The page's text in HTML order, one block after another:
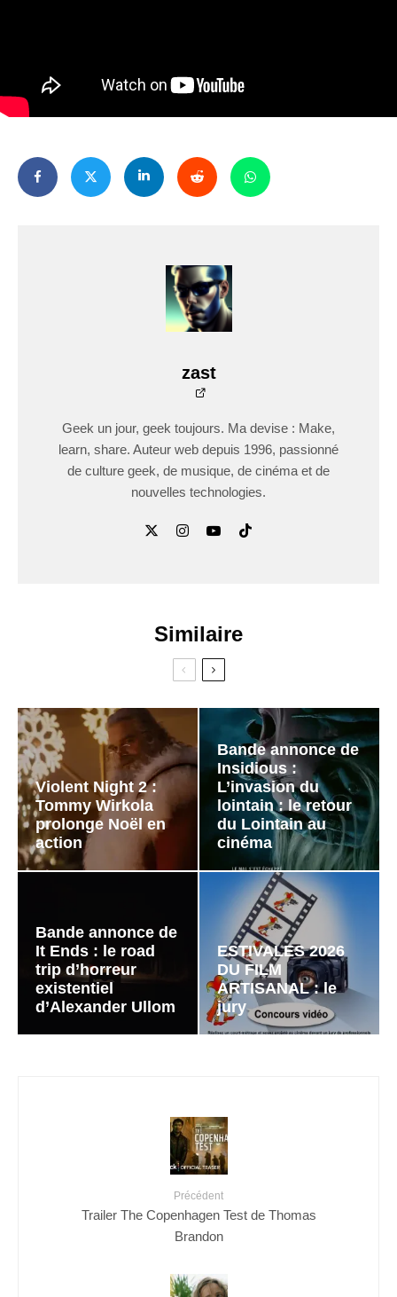
zast
Geek un jour, geek toujours. Ma devise : Make,
learn, share. Auteur web depuis 1996, passionné
de culture geek, de musique, de cinéma et de
nouvelles technologies.
Similaire
Violent Night 2 :
Tommy Wirkola
prolonge Noël en
action
Bande annonce de
Insidious :
L’invasion du
lointain : le retour
du Lointain au
cinéma
Bande annonce de
It Ends : le road
trip d’horreur
existentiel
d’Alexander Ullom
ESTIVALES 2026
DU FILM
ARTISANAL : le
jury
Précédent
Trailer The Copenhagen Test de Thomas
Brandon